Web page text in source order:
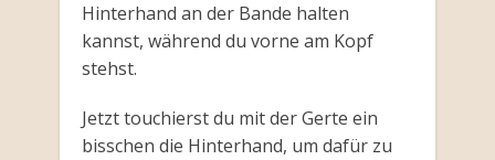
Hinterhand an der Bande halten
kannst, während du vorne am Kopf
stehst.
Jetzt touchierst du mit der Gerte ein
bisschen die Hinterhand, um dafür zu